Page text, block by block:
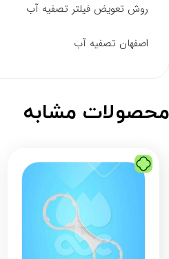
روش تعویض فیلتر تصفیه آب
اصفهان تصفیه آب
محصولات مشابه